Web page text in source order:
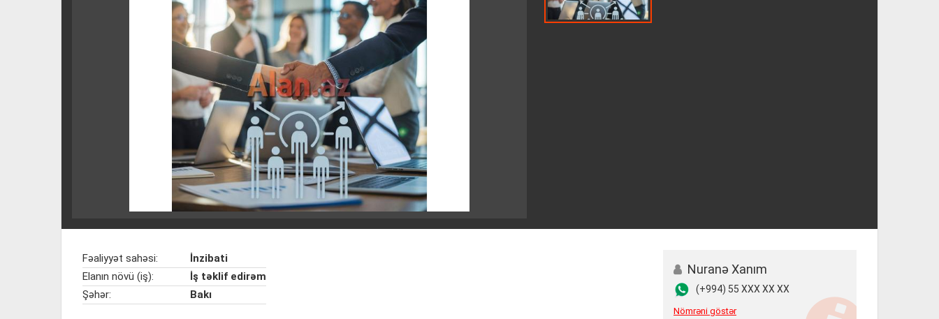
Fəaliyyət sahəsi:
İnzibati
Elanın növü (iş):
İş təklif edirəm
Şəhər:
Bakı
Nuranə Xanım
(+994) 55 XXX XX XX
Nömrəni göstər